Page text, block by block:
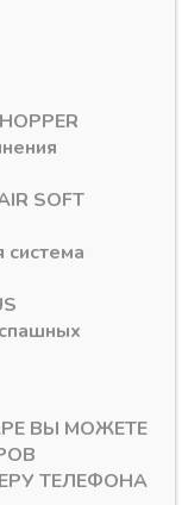
1
для мебели
SOFT
система
ВЫ МОЖЕТЕ
ТЕЛЕФОНА